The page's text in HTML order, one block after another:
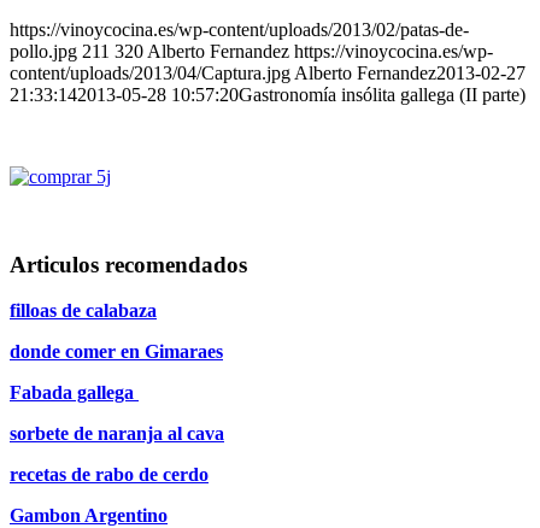
https://vinoycocina.es/wp-content/uploads/2013/02/patas-de-
pollo.jpg 211 320 Alberto Fernandez https://vinoycocina.es/wp-
content/uploads/2013/04/Captura.jpg Alberto Fernandez2013-02-27
21:33:142013-05-28 10:57:20Gastronomía insólita gallega (II parte)
Articulos recomendados
filloas de calabaza
donde comer en Gimaraes
Fabada gallega
sorbete de naranja al cava
recetas de rabo de cerdo
Gambon Argentino